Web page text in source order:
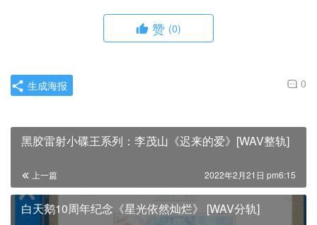
赞 (0)
0
生成海报
黑胶雷射小碟王系列：李茂山《迟来的爱》[WAV整轨]
上一篇 2022年2月21日 pm6:15
白天鹅10周年纪念《星光依然灿烂》 [WAV分轨]